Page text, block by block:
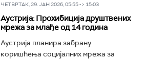
ЧЕТВРТАК, 29. ЈАН 2026, 05:55 -> 15:03
Аустрија: Прохибиција друштвених
мрежа за млађе од 14 година
Аустрија планира забрану
коришћења социјалних мрежа за